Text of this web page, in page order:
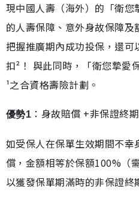
現中國人壽（海外）的「衛
的人壽保障、意外身故保障
把握推廣期內成功投保，還
扣²！ 與此同時，「衛您摯愛
¹之合資格壽險計劃。
優勢1 ：身故賠償 +非保證終
如受保人在保單生效期間不
償，金額相等於保額100%（
以獲發保單期滿時的非保證終